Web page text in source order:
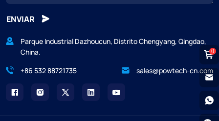
ENVIAR
Parque Industrial Dazhoucun, Distrito Chengyang, Qingdao,
China.
+86 532 88721735
sales@powtech-cn.com
0